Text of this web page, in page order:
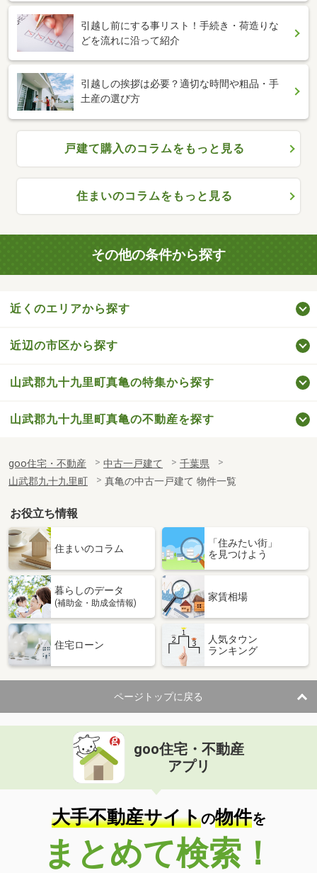
引越し前にする事リスト！手続き・荷造りな
どを流れに沿って紹介
引越しの挨拶は必要？適切な時間や粗品・手
土産の選び方
戸建て購入のコラムをもっと見る
住まいのコラムをもっと見る
その他の条件から探す
近くのエリアから探す
近辺の市区から探す
山武郡九十九里町真亀の特集から探す
山武郡九十九里町真亀の不動産を探す
goo住宅・不動産 中古一戸建て
千葉県
山武郡九十九里町
真亀の中古一戸建て 物件一覧
お役立ち情報
住まいのコラム
「住みたい街」
を見つけよう
暮らしのデータ
(補助金・助成金情報)
家賃相場
住宅ローン
人気タウン
ランキング
ページトップに戻る
goo住宅・不動産
アプリ
大手不動産サイトの物件を
まとめて検索！